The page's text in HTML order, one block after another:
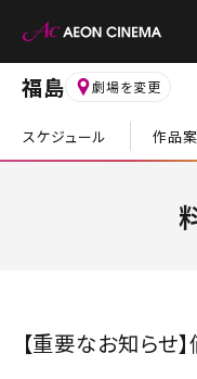
福島 劇場を変更
スケジュール 作品
【重要なお知らせ